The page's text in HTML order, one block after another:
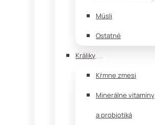
Müsli
Ostatné
Králiky
Kŕmne zmesi
Minerálne vitamíny
a probiotiká